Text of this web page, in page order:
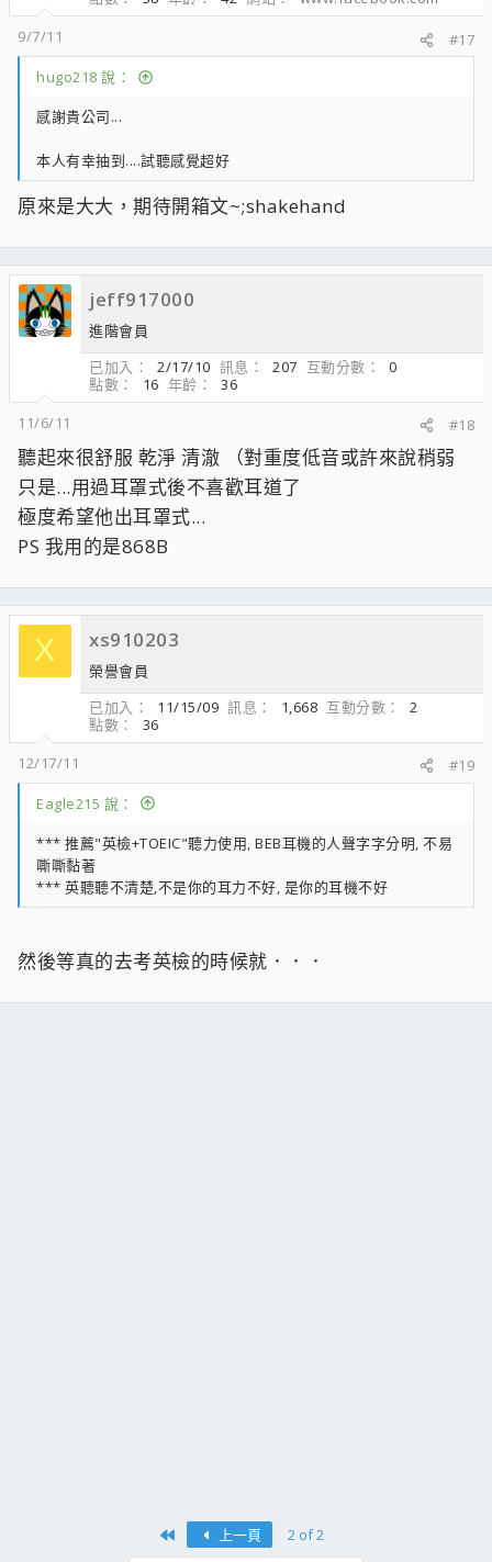
9/7/11
#17
hugo218 說：
感謝貴公司...
本人有幸抽到....試聽感覺超好
原來是大大，期待開箱文~;shakehand
jeff917000
進階會員
已加入
2/17/10 訊息 207 互動分數
0
點數
16 年齡
36
11/6/11
#18
聽起來很舒服 乾淨 清澈 （對重度低音或許來說稍弱
只是...用過耳罩式後不喜歡耳道了
極度希望他出耳罩式...
PS 我用的是868B
X xs910203
榮譽會員
已加入
11/15/09 訊息 1,668 互動分數
2
點數
36
12/17/11
#19
Eagle215 說：
*** 推薦"英檢+TOEIC"聽力使用, BEB耳機的人聲字字分明, 不易​
嘶嘶黏著
*** 英聽聽不清楚,不是你的耳力不好, 是你的耳機不好
然後等真的去考英檢的時候就．．．
上一頁
2 of 2